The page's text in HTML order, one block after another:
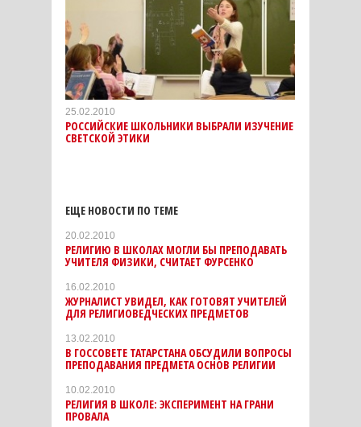
25.02.2010
РОССИЙСКИЕ ШКОЛЬНИКИ ВЫБРАЛИ ИЗУЧЕНИЕ
СВЕТСКОЙ ЭТИКИ
ЕЩЕ НОВОСТИ ПО ТЕМЕ
20.02.2010
РЕЛИГИЮ В ШКОЛАХ МОГЛИ БЫ ПРЕПОДАВАТЬ
УЧИТЕЛЯ ФИЗИКИ, СЧИТАЕТ ФУРСЕНКО
16.02.2010
ЖУРНАЛИСТ УВИДЕЛ, КАК ГОТОВЯТ УЧИТЕЛЕЙ
ДЛЯ РЕЛИГИОВЕДЧЕСКИХ ПРЕДМЕТОВ
13.02.2010
В ГОССОВЕТЕ ТАТАРСТАНА ОБСУДИЛИ ВОПРОСЫ
ПРЕПОДАВАНИЯ ПРЕДМЕТА ОСНОВ РЕЛИГИИ
10.02.2010
РЕЛИГИЯ В ШКОЛЕ: ЭКСПЕРИМЕНТ НА ГРАНИ
ПРОВАЛА